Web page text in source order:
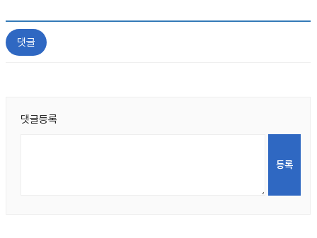
댓글
댓글등록